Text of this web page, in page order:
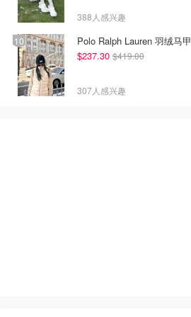
388人感兴趣
Polo Ralph Lauren 羽绒马甲
$237.30 $419.00
307人感兴趣